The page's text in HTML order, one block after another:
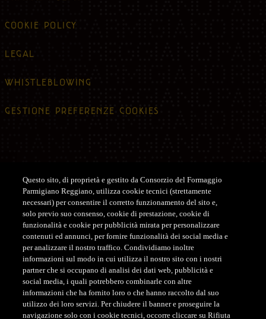
COOKIE POLICY
LEGAL
WHISTLEBLOWING
GESTIONE PREFERENZE COOKIES
Assistenza
ASSISTENZA CLIENTI SHOP
Tel. +39 0522-122122
customerservice@parmigianoreggiano.it
ASSISTENZA CLIENTI CONCORSO
Tel. +39 379 193 8871
Questo sito, di proprietà e gestito da Consorzio del Formaggio
Parmigiano Reggiano, utilizza cookie tecnici (strettamente
necessari) per consentire il corretto funzionamento del sito e,
solo previo suo consenso, cookie di prestazione, cookie di
funzionalità e cookie per pubblicità mirata per personalizzare
contenuti ed annunci, per fornire funzionalità dei social media e
per analizzare il nostro traffico. Condividiamo inoltre
informazioni sul modo in cui utilizza il nostro sito con i nostri
partner che si occupano di analisi dei dati web, pubblicità e
social media, i quali potrebbero combinarle con altre
informazioni che ha fornito loro o che hanno raccolto dal suo
utilizzo dei loro servizi. Per chiudere il banner e proseguire la
navigazione solo con i cookie tecnici, occorre cliccare su Rifiuta